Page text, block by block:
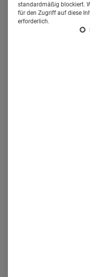
Als Mitarbeiter von
Verlagshaus des
sich Andreas Bischoff
standardmäßig blockiert.
für den Zugriff auf diese
erforderlich.